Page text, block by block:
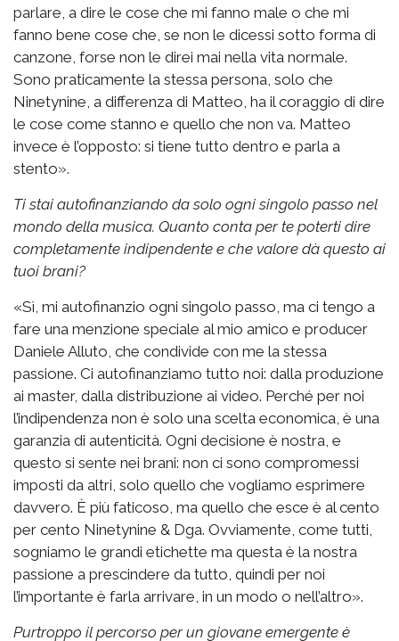
parlare, a dire le cose che mi fanno male o che mi
fanno bene cose che, se non le dicessi sotto forma di
canzone, forse non le direi mai nella vita normale.
Sono praticamente la stessa persona, solo che
Ninetynine, a differenza di Matteo, ha il coraggio di dire
le cose come stanno e quello che non va. Matteo
invece è l’opposto: si tiene tutto dentro e parla a
stento».
Ti stai autofinanziando da solo ogni singolo passo nel
mondo della musica. Quanto conta per te poterti dire
completamente indipendente e che valore dà questo ai
tuoi brani?
«Sì, mi autofinanzio ogni singolo passo, ma ci tengo a
fare una menzione speciale al mio amico e producer
Daniele Alluto, che condivide con me la stessa
passione. Ci autofinanziamo tutto noi: dalla produzione
ai master, dalla distribuzione ai video. Perché per noi
l’indipendenza non è solo una scelta economica, è una
garanzia di autenticità. Ogni decisione è nostra, e
questo si sente nei brani: non ci sono compromessi
imposti da altri, solo quello che vogliamo esprimere
davvero. È più faticoso, ma quello che esce è al cento
per cento Ninetynine & Dga. Ovviamente, come tutti,
sogniamo le grandi etichette ma questa è la nostra
passione a prescindere da tutto, quindi per noi
l’importante è farla arrivare, in un modo o nell’altro».
Purtroppo il percorso per un giovane emergente è